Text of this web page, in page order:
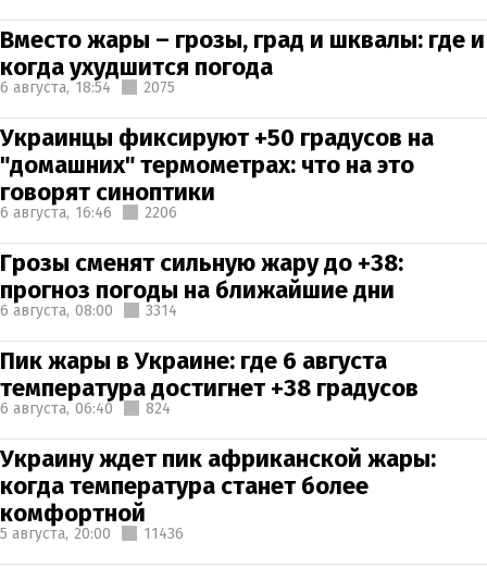
Вместо жары – грозы, град и шквалы: где и
когда ухудшится погода
6 августа, 18:54 2075
Украинцы фиксируют +50 градусов на
"домашних" термометрах: что на это
говорят синоптики
6 августа, 16:46 2206
Грозы сменят сильную жару до +38:
прогноз погоды на ближайшие дни
6 августа, 08:00 3314
Пик жары в Украине: где 6 августа
температура достигнет +38 градусов
6 августа, 06:40 824
Украину ждет пик африканской жары:
когда температура станет более
комфортной
5 августа, 20:00 11436